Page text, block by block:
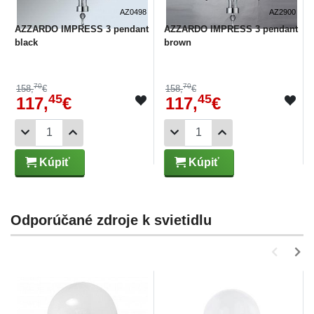
AZ0498
AZZARDO IMPRESS 3 pendant
black
158,70€
117,45€
Kúpiť
AZ2900
AZZARDO IMPRESS 3 pendant
brown
158,70€
117,45€
Kúpiť
Odporúčané zdroje k svietidlu